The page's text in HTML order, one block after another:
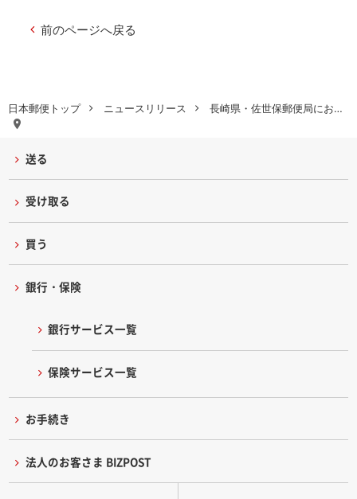
日本郵便トップ ニュースリリース 長崎県・佐世保郵便局にお…
前のページへ戻る
送る
受け取る
買う
銀行・保険
銀行サービス一覧
保険サービス一覧
お手続き
法人のお客さま BIZPOST